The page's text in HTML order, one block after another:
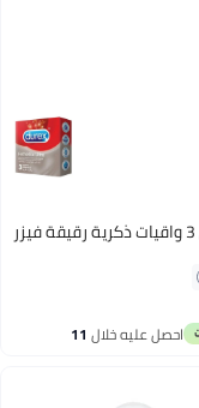
دوريكس 3 واقيات ذكرية رقيقة فيزر
احصل عليه خلال 11